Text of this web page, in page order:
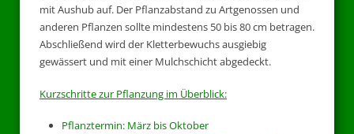
mit Aushub auf. Der Pflanzabstand zu Artgenossen und
anderen Pflanzen sollte mindestens 50 bis 80 cm betragen.
Abschließend wird der Kletterbewuchs ausgiebig
gewässert und mit einer Mulchschicht abgedeckt.
Kurzschritte zur Pflanzung im Überblick:
Pflanztermin: März bis Oktober